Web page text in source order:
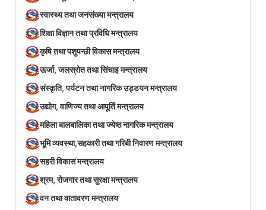
स्वास्थ्य तथा जनसंख्या मन्त्रालय
शिक्षा विज्ञान तथा प्रविधि मन्त्रालय
कृषि तथा पशुपन्छी विकास मन्त्रालय
ऊर्जा, जलस्रोत तथा सिंचाइ मन्त्रालय
संस्कृति, पर्यटन तथा नागरिक उड्डयन मन्त्रालय
उद्योग, वाणिज्य तथा आपूर्ति मन्त्रालय
महिला बालबालिका तथा ज्येष्ठ नागरिक मन्त्रालय
भूमि व्यवस्था,सहकारी तथा गरिबी निवारण मन्त्रालय
सहरी विकास मन्त्रालय
श्रम, रोजगार तथा सुरक्षा मन्त्रालय
वन तथा वातावरण मन्त्रालय